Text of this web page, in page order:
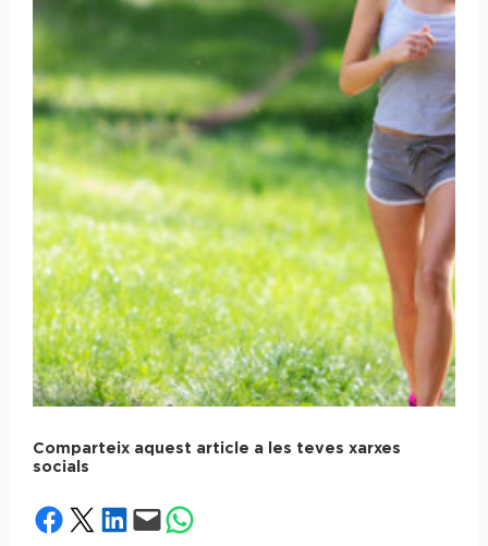
Comparteix aquest article a les teves xarxes
socials
Share on Facebook
Share on X Share on LinkedIn
Email this PageShare on WhatsApp